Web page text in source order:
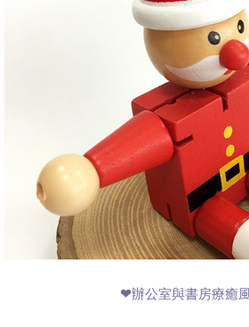
❤辦公室與書房療癒